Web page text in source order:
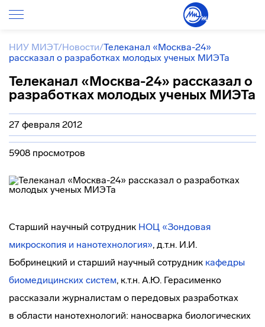
НИУ МИЭТ/Новости/Телеканал «Москва-24»
рассказал о разработках молодых ученых МИЭТа
Телеканал «Москва-24» рассказал о
разработках молодых ученых МИЭТа
27 февраля 2012
5908 просмотров
Старший научный сотрудник НОЦ «Зондовая
микроскопия и нанотехнология», д.т.н. И.И.
Бобринецкий и старший научный сотрудник кафедры
биомедицинских систем, к.т.н. А.Ю. Герасименко
рассказали журналистам о передовых разработках
в области нанотехнологий: наносварка биологических